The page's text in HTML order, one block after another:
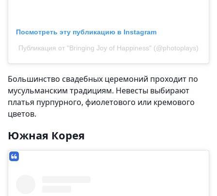
Посмотреть эту публикацию в Instagram
Публикация от "Bringing Joy of Happiness" (@photoplays)
Большинство свадебных церемоний проходит по
мусульманским традициям. Невесты выбирают
платья пурпурного, фиолетового или кремового
цветов.
Южная Корея